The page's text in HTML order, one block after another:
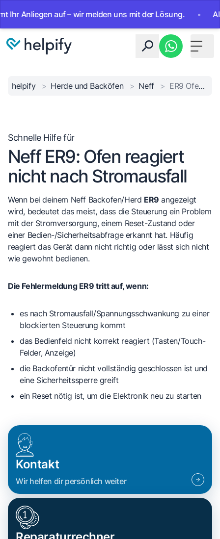
auf – wir melden uns mit der Lösung. • Ab
Toggle
helpify > Herde und Backöfen > Neff > ER9 Ofen reagiert nicht
Schnelle Hilfe für
Neff ER9: Ofen reagiert
nicht nach Stromausfall
Wenn bei deinem Neff Backofen/Herd ER9 angezeigt
wird, bedeutet das meist, dass die Steuerung ein Problem
mit der Stromversorgung, einem Reset-Zustand oder
einer Bedien-/Sicherheitsabfrage erkannt hat. Häufig
reagiert das Gerät dann nicht richtig oder lässt sich nicht
wie gewohnt bedienen.
Die Fehlermeldung ER9 tritt auf, wenn:
es nach Stromausfall/Spannungsschwankung zu einer
blockierten Steuerung kommt
das Bedienfeld nicht korrekt reagiert (Tasten/Touch-
Felder, Anzeige)
die Backofentür nicht vollständig geschlossen ist und
eine Sicherheitssperre greift
ein Reset nötig ist, um die Elektronik neu zu starten
Kontakt
Wir helfen dir persönlich weiter